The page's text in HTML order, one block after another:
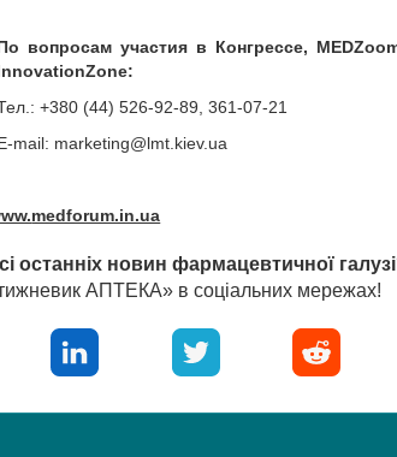
вопросам участия в Конгрессе,
+380 (44) 526-92-89, 361-07-21
mail: marketing@lmt.kiev.ua
medforum.in.ua
останніх новин фармацевтичної
АПТЕКА» в соціальних мережах!